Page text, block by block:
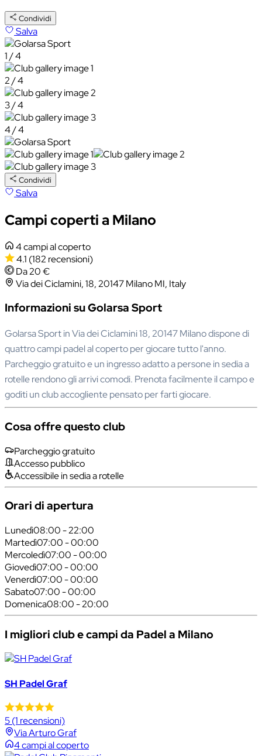
Condividi
Salva
1 / 4
2 / 4
3 / 4
4 / 4
Condividi
Salva
Campi coperti a Milano
4 campi al coperto
4.1 (182 recensioni)
Da 20 €
Via dei Ciclamini, 18, 20147 Milano MI, Italy
Informazioni su Golarsa Sport
Golarsa Sport in Via dei Ciclamini 18, 20147 Milano dispone di
quattro campi padel al coperto per giocare tutto l'anno.
Parcheggio gratuito e un ingresso adatto a persone in sedia a
rotelle rendono gli arrivi comodi. Prenota facilmente il campo e
goditi un club accogliente pensato per farti giocare.
Cosa offre questo club
Parcheggio gratuito
Accesso pubblico
Accessibile in sedia a rotelle
Orari di apertura
Lunedì08:00 - 22:00
Martedì07:00 - 00:00
Mercoledì07:00 - 00:00
Giovedì07:00 - 00:00
Venerdì07:00 - 00:00
Sabato07:00 - 00:00
Domenica08:00 - 20:00
I migliori club e campi da Padel a Milano
SH Padel Graf
5(1 recensioni)
Via Arturo Graf
4 campi al coperto